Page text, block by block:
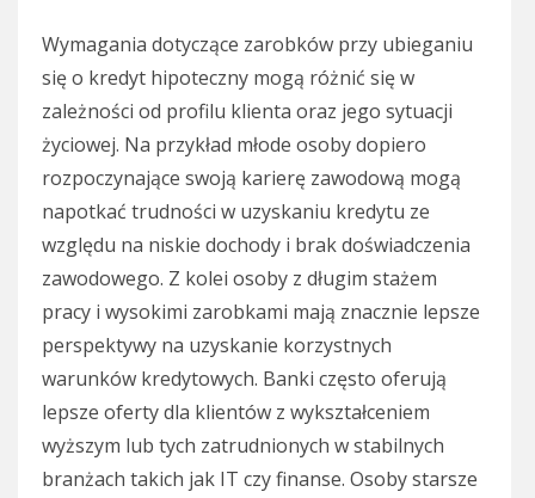
Wymagania dotyczące zarobków przy ubieganiu
się o kredyt hipoteczny mogą różnić się w
zależności od profilu klienta oraz jego sytuacji
życiowej. Na przykład młode osoby dopiero
rozpoczynające swoją karierę zawodową mogą
napotkać trudności w uzyskaniu kredytu ze
względu na niskie dochody i brak doświadczenia
zawodowego. Z kolei osoby z długim stażem
pracy i wysokimi zarobkami mają znacznie lepsze
perspektywy na uzyskanie korzystnych
warunków kredytowych. Banki często oferują
lepsze oferty dla klientów z wykształceniem
wyższym lub tych zatrudnionych w stabilnych
branżach takich jak IT czy finanse. Osoby starsze